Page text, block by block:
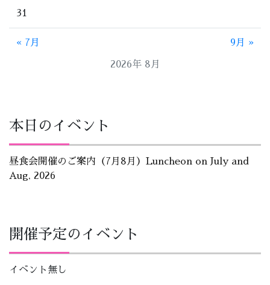
2026年 8月
31
« 7月 9月 »
本日のイベント
昼食会開催のご案内（7月8月）Luncheon on July and
Aug, 2026
開催予定のイベント
イベント無し